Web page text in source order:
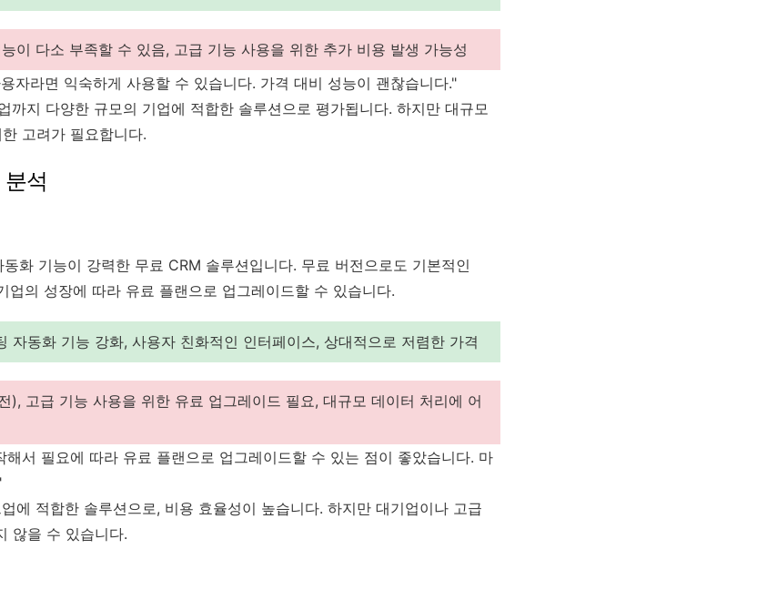
이 다소 부족할 수 있음, 고급 기능 사용을 위한 추가 비용 발생 가능성
자라면 익숙하게 사용할 수 있습니다. 가격 대비 성능이 괜찮습니다."
까지 다양한 규모의 기업에 적합한 솔루션으로 평가됩니다. 하지만 대규모
고려가 필요합니다.
석
화 기능이 강력한 무료 CRM 솔루션입니다. 무료 버전으로도 기본적인
업의 성장에 따라 유료 플랜으로 업그레이드할 수 있습니다.
자동화 기능 강화, 사용자 친화적인 인터페이스, 상대적으로 저렴한 가격
), 고급 기능 사용을 위한 유료 업그레이드 필요, 대규모 데이터 처리에 어
서 필요에 따라 유료 플랜으로 업그레이드할 수 있는 점이 좋았습니다. 마
에 적합한 솔루션으로, 비용 효율성이 높습니다. 하지만 대기업이나 고급
않을 수 있습니다.